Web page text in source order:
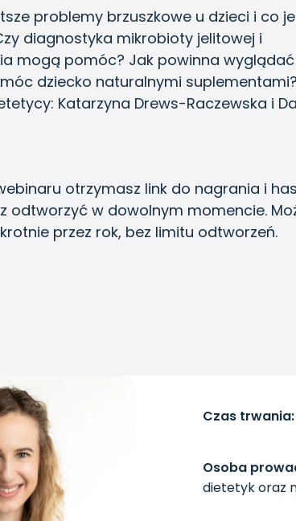
problemy brzuszkowe u dzieci i co
diagnostyka mikrobioty jelitowej i
mogą pomóc? Jak powinna wyglądać
dziecko naturalnymi suplementami?
Katarzyna Drews-Raczewska i
otrzymasz link do nagrania i
odtworzyć w dowolnym momencie.
przez rok, bez limitu odtworzeń.
Czas trwania:
Osoba
dietetyk oraz